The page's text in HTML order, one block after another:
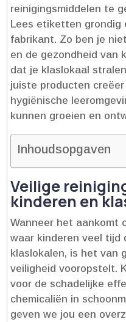
reinigingsmiddelen te
Lees etiketten grondig
fabrikant.​ Zo ben je
en de gezondheid van
dat je klaslokaal
juiste producten
hygiënische
kunnen groeien en
Inhoudsopgaven
Veilige
kinderen en
Wanneer het aankomt
waar kinderen veel tijd
klaslokalen, is het van
veiligheid vooropstelt.​
voor de schadelijke
chemicaliën in
geven we jou een